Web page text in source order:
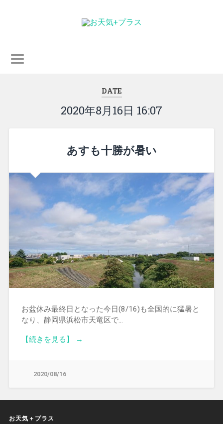
DATE
2020年8月16日 16:07
あすも十勝が暑い
お盆休み最終日となった今日(8/16)も全国的に猛暑と
なり、静岡県浜松市天竜区で…
【続きを見る】 →
2020/08/16
お天気＋プラス